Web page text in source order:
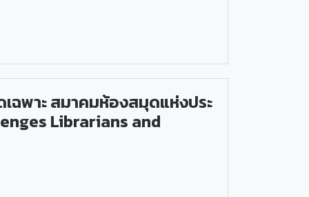
ฉพาะ สมาคมห้องสมุดแห่งประ
Librarians and